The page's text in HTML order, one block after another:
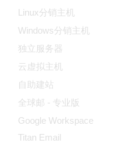
Linux分销主机
Windows分销主机
独立服务器
云虚拟主机
自助建站
全球邮 - 专业版
Google Workspace
Titan Email